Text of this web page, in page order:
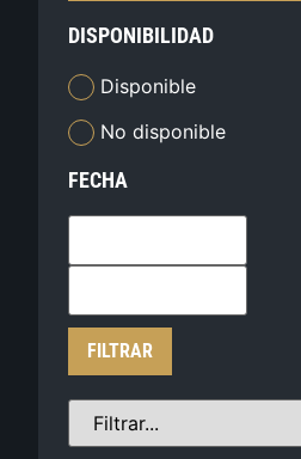
DISPONIBILIDAD
Disponible
No disponible
FECHA
FILTRAR